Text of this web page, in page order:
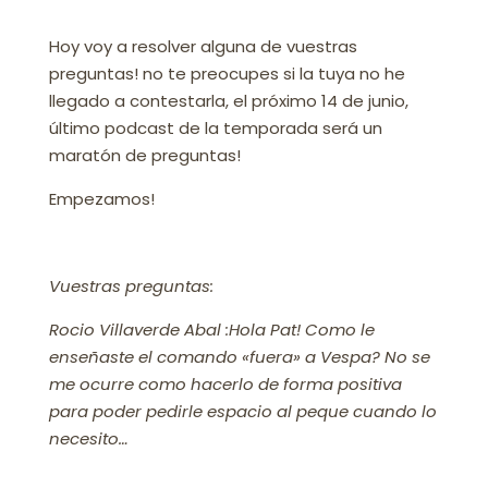
Hoy voy a resolver alguna de vuestras
preguntas! no te preocupes si la tuya no he
llegado a contestarla, el próximo 14 de junio,
último podcast de la temporada será un
maratón de preguntas!
Empezamos!
Vuestras preguntas:
Rocio Villaverde Abal :Hola Pat! Como le
enseñaste el comando «fuera» a Vespa? No se
me ocurre como hacerlo de forma positiva
para poder pedirle espacio al peque cuando lo
necesito…